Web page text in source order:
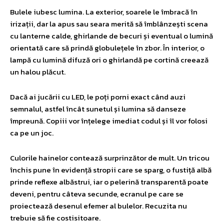
Bulele iubesc lumina. La exterior, soarele le îmbracă în
irizații, dar la apus sau seara merită să îmblânzești scena
cu lanterne calde, ghirlande de becuri și eventual o lumină
orientată care să prindă globulețele în zbor. În interior, o
lampă cu lumină difuză ori o ghirlandă pe cortină creează
un halou plăcut.
Dacă ai jucării cu LED, le poți porni exact când auzi
semnalul, astfel încât sunetul și lumina să danseze
împreună. Copiii vor înțelege imediat codul și îl vor folosi
ca pe un joc.
Culorile hainelor contează surprinzător de mult. Un tricou
închis pune în evidență stropii care se sparg, o fustiță albă
prinde reflexe albăstrui, iar o pelerină transparentă poate
deveni, pentru câteva secunde, ecranul pe care se
proiectează desenul efemer al bulelor. Recuzita nu
trebuie să fie costisitoare.